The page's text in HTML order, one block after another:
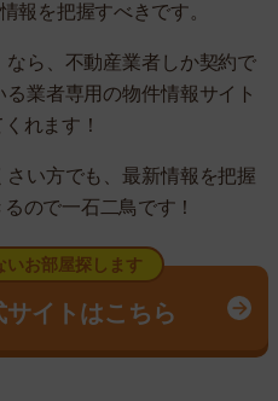
報を把握すべきです。
ら、不動産業者しか契約で
業者専用の物件情報サイト
れます！
い方でも、最新情報を把握
ので一石二鳥です！
いお部屋探します
イトはこちら